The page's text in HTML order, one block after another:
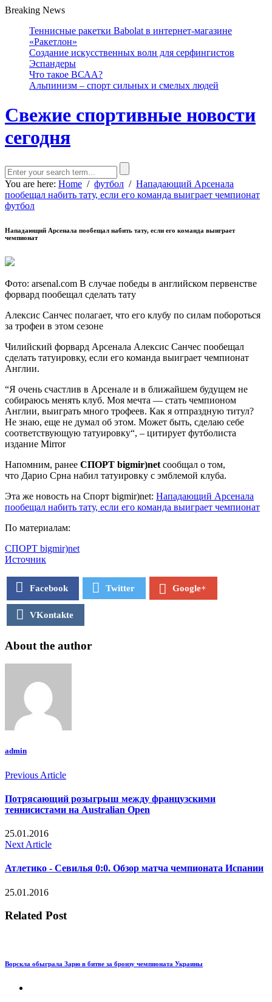
Breaking News
Теннисные ракетки Babolat в интернет-магазине
«Ракетлон»
Создание искусственных волн для серфингистов
Эспандеры
Что такое ВСАА?
Альпинизм – спорт сильных и смелых людей
Свежие спортивные новости
сегодня
You are here: Home / футбол / Нападающий Арсенала
пообещал набить тату, если его команда выиграет чемпионат
футбол
Нападающий Арсенала пообещал набить тату, если его команда выиграет
чемпионат
Фото: arsenal.com В случае победы в английском первенстве
форвард пообещал сделать тату
Алексис Санчес полагает, что его клубу по силам побороться
за трофеи в этом сезоне
Чилийский форвард Арсенала Алексис Санчес пообещал
сделать татуировку, если его команда выиграет чемпионат
Англии.
“Я очень счастлив в Арсенале и в ближайшем будущем не
собираюсь менять клуб. Моя мечта — стать чемпионом
Англии, выиграть много трофеев. Как я отпраздную титул?
Не знаю, еще не думал об этом. Может быть, сделаю себе
соответствующую татуировку“, – цитирует футболиста
издание Mirror
Напомним, ранее СПОРТ bigmir)net сообщал о том,
что Дарио Срна набил татуировку с эмблемой клуба.
Эта же новость на Спорт bigmir)net: Нападающий Арсенала
пообещал набить тату, если его команда выиграет чемпионат
По материалам:
СПОРТ bigmir)net
Источник
Facebook Twitter Google+
VKontakte
About the author
admin
Previous Article
Потрясающий розыгрыш между французскими
теннисистами на Australian Open
25.01.2016
Next Article
Атлетико - Севилья 0:0. Обзор матча чемпионата Испании
25.01.2016
Related Post
Ворскла обыграла Зарю в битве за бронзу чемпионата Украины